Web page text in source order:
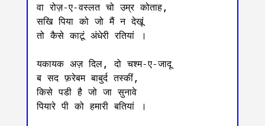
वा रोज़-ए-वस्लत चो उम्र कोताह,
सखि पिया को जो मैं न देखूं
तो कैसे काटूं अंधेरी रतियां ।
यकायक अज़ दिल, दो चश्म-ए-जादू
ब सद फ़रेबम बाबुर्द तस्कीं,
किसे पडी है जो जा सुनावे
पियारे पी को हमारी बतियां ।